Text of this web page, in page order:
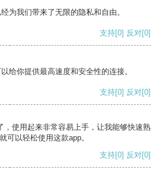
为我们带来了无限的隐私和自由。
支持[0] 反对[0]
给你提供最高速度和安全性的连接。
支持[0] 反对[0]
，使用起来非常容易上手，让我能够快速熟
可以轻松使用这款app。
支持[0] 反对[0]